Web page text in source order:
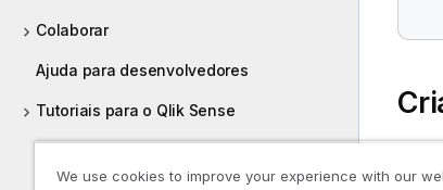
Colaborar
Ajuda para desenvolvedores
Tutoriais para o Qlik Sense
We use cookies to improve your experience with our